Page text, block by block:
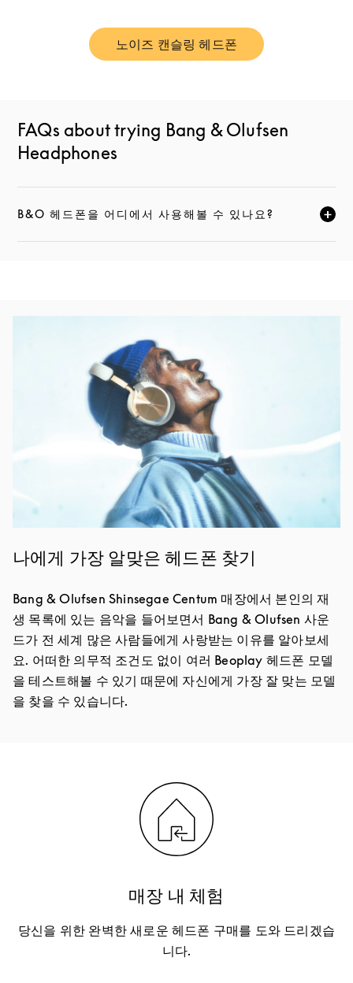
노이즈 캔슬링 헤드폰Link Opens in New Tab
FAQs about trying Bang & Olufsen
Headphones
B&O 헤드폰을 어디에서 사용해볼 수 있나요?
CLICK TO EXPAND THIS DESCRIPTION AND
나에게 가장 알맞은 헤드폰 찾기
Bang & Olufsen Shinsegae Centum 매장에서 본인의 재
생 목록에 있는 음악을 들어보면서 Bang & Olufsen 사운
드가 전 세계 많은 사람들에게 사랑받는 이유를 알아보세
요. 어떠한 의무적 조건도 없이 여러 Beoplay 헤드폰 모델
을 테스트해볼 수 있기 때문에 자신에게 가장 잘 맞는 모델
을 찾을 수 있습니다.
매장 내 체험
당신을 위한 완벽한 새로운 헤드폰 구매를 도와 드리겠습
니다.